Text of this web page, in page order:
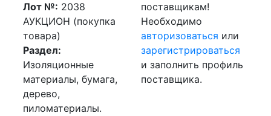
Лот №: 2038
АУКЦИОН (покупка
товара)
Раздел:
Изоляционные
материалы, бумага,
дерево,
пиломатериалы.
поставщикам!
Необходимо
авторизоваться или
зарегистрироваться
и заполнить профиль
поставщика.